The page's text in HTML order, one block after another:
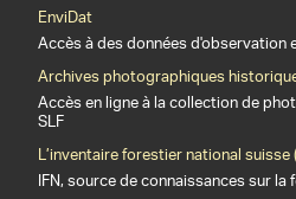
EnviDat
Accès à des données d'observation
Archives photographiques
Accès en ligne à la collection de
SLF
L’inventaire forestier national suisse
IFN, source de connaissances sur la